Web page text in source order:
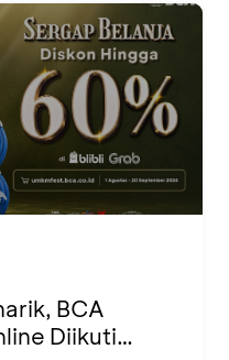
BCA
Diikuti